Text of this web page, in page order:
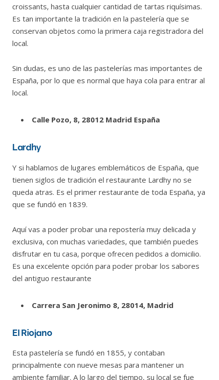
croissants, hasta cualquier cantidad de tartas riquísimas.
Es tan importante la tradición en la pastelería que se
conservan objetos como la primera caja registradora del
local.
Sin dudas, es uno de las pastelerías mas importantes de
España, por lo que es normal que haya cola para entrar al
local.
Calle Pozo, 8, 28012 Madrid España
Lardhy
Y si hablamos de lugares emblemáticos de España, que
tienen siglos de tradición el restaurante Lardhy no se
queda atras. Es el primer restaurante de toda España, ya
que se fundó en 1839.
Aquí vas a poder probar una repostería muy delicada y
exclusiva, con muchas variedades, que también puedes
disfrutar en tu casa, porque ofrecen pedidos a domicilio.
Es una excelente opción para poder probar los sabores
del antiguo restaurante
Carrera San Jeronimo 8, 28014, Madrid
El Riojano
Esta pastelería se fundó en 1855, y contaban
principalmente con nueve mesas para mantener un
ambiente familiar. A lo largo del tiempo, su local se fue